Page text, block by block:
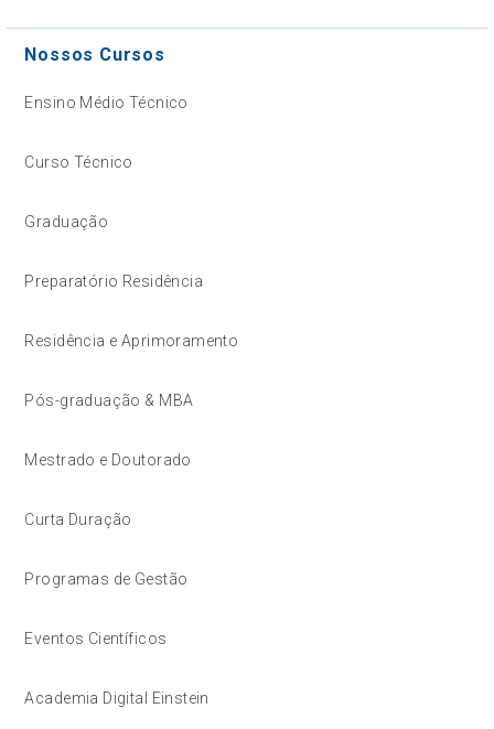
Nossos Cursos
Ensino Médio Técnico
Curso Técnico
Graduação
Preparatório Residência
Residência e Aprimoramento
Pós-graduação & MBA
Mestrado e Doutorado
Curta Duração
Programas de Gestão
Eventos Científicos
Academia Digital Einstein